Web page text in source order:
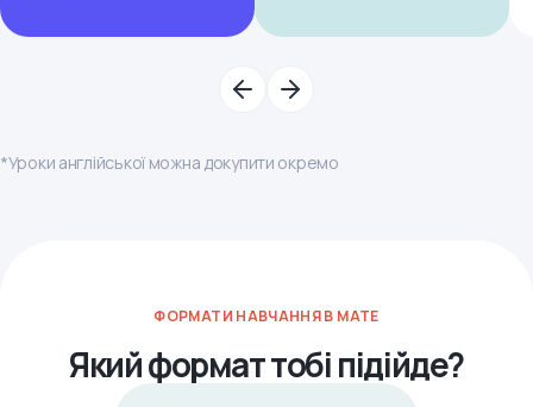
*Уроки англійської можна докупити окремо
ФОРМАТИ НАВЧАННЯ В MATE
Який формат тобі підійде?